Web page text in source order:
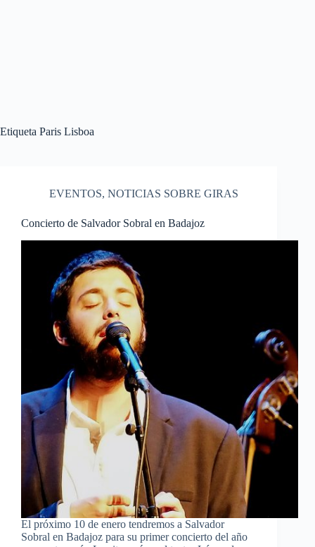
Etiqueta Paris Lisboa
EVENTOS, NOTICIAS SOBRE GIRAS
Concierto de Salvador Sobral en Badajoz
El próximo 10 de enero tendremos a Salvador
Sobral en Badajoz para su primer concierto del año